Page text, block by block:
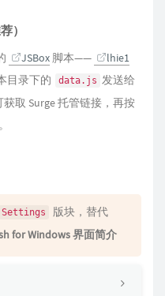
）
JSBox 脚本——
lhie1
目录下的 data.js 发送给
获取 Surge 托管链接，再按
Settings 版块，替代
for Windows 界面简介